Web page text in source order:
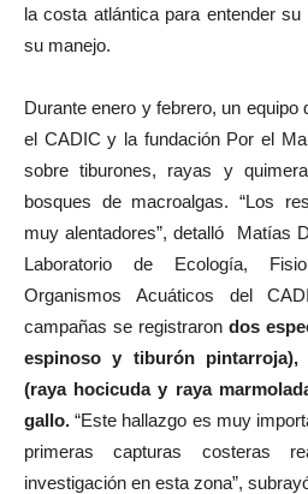
la costa atlántica para entender
su manejo.
Durante enero y febrero, un equipo
el CADIC y la fundación Por el
sobre tiburones, rayas y
bosques de macroalgas. “Los
muy alentadores”, detalló Matías
Laboratorio de Ecología,
Organismos Acuáticos del
campañas se registraron dos
espinoso y tiburón
(raya hocicuda y raya
gallo. “Este hallazgo es muy
primeras capturas costeras
investigación en esta zona”,